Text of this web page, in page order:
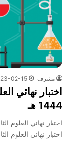
مشرف 02-15
اختبار نهائي
1444 هـ
اختبار نهائي العلوم